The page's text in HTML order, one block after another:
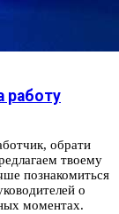
работу
обрати
твоему
познакомиться
о
моментах.